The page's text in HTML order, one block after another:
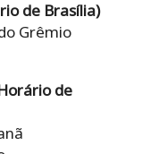
de Brasília)
Grêmio
de